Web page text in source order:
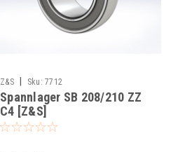
Z&S Sku: 7712
Spannlager SB 208/210 ZZ
C4 [Z&S]